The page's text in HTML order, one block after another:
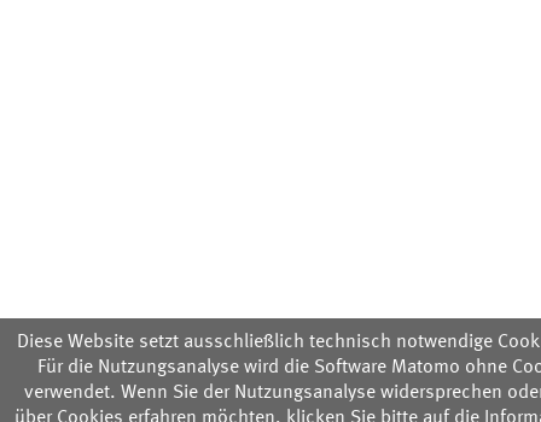
Diese Website setzt ausschließlich technisch notwendige
Für die Nutzungsanalyse wird die Software Matomo ohne
verwendet. Wenn Sie der Nutzungsanalyse widersprechen